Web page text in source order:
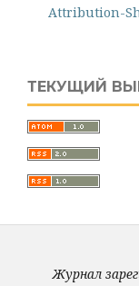
Attribution-
ТЕКУЩИЙ
Журнал